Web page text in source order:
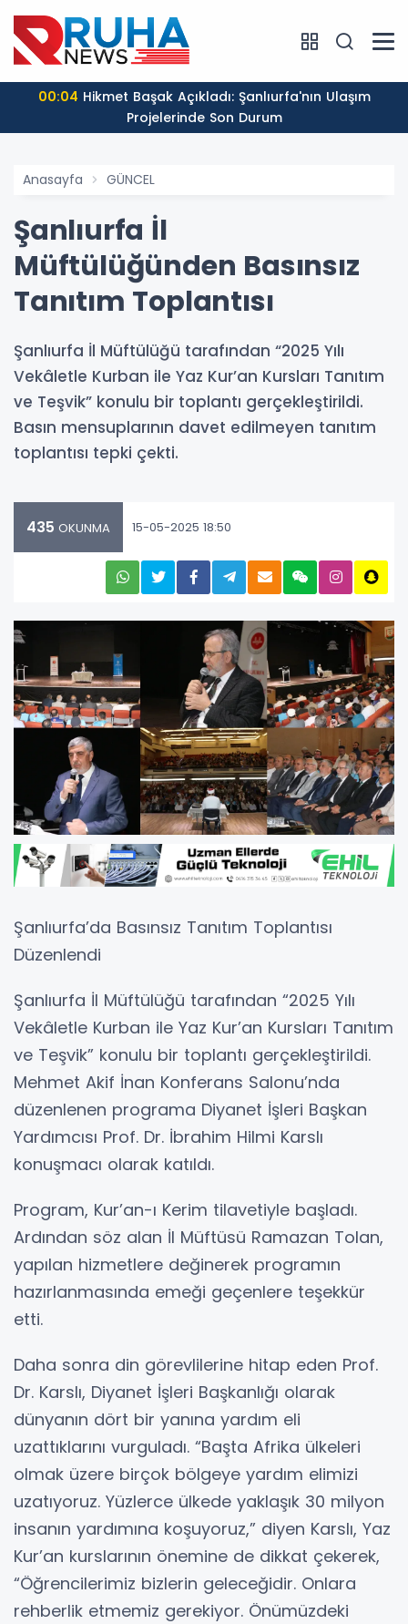
00:04
Projelerinde Son Durum
Anasayfa GÜNCEL
Şanlıurfa İl
Müftülüğünden Basınsız
Tanıtım Toplantısı
Şanlıurfa İl Müftülüğü tarafından “2025 Yılı
Vekâletle Kurban ile Yaz Kur’an Kursları Tanıtım
ve Teşvik” konulu bir toplantı gerçekleştirildi.
Basın mensuplarının davet edilmeyen tanıtım
toplantısı tepki çekti.
435 OKUNMA 15-05-2025 18:50
Şanlıurfa’da Basınsız Tanıtım Toplantısı
Düzenlendi
Şanlıurfa İl Müftülüğü tarafından “2025 Yılı
Vekâletle Kurban ile Yaz Kur’an Kursları Tanıtım
ve Teşvik” konulu bir toplantı gerçekleştirildi.
Mehmet Akif İnan Konferans Salonu’nda
düzenlenen programa Diyanet İşleri Başkan
Yardımcısı Prof. Dr. İbrahim Hilmi Karslı
konuşmacı olarak katıldı.
Program, Kur’an-ı Kerim tilavetiyle başladı.
Ardından söz alan İl Müftüsü Ramazan Tolan,
yapılan hizmetlere değinerek programın
hazırlanmasında emeği geçenlere teşekkür
etti.
Daha sonra din görevlilerine hitap eden Prof.
Dr. Karslı, Diyanet İşleri Başkanlığı olarak
dünyanın dört bir yanına yardım eli
uzattıklarını vurguladı. “Başta Afrika ülkeleri
olmak üzere birçok bölgeye yardım elimizi
uzatıyoruz. Yüzlerce ülkede yaklaşık 30 milyon
insanın yardımına koşuyoruz,” diyen Karslı, Yaz
Kur’an kurslarının önemine de dikkat çekerek,
“Öğrencilerimiz bizlerin geleceğidir. Onlara
rehberlik etmemiz gerekiyor. Önümüzdeki